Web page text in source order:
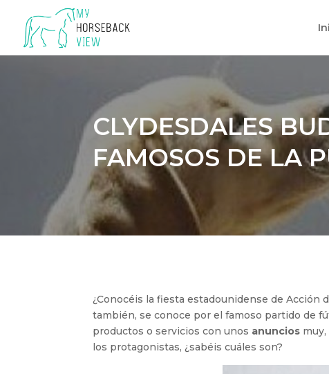
CLYDESDALES
FAMOSOS DE LA
¿Conocéis la fiesta estadounidense de Acción
también, se conoce por el famoso partido de
productos o servicios con unos anuncios
los protagonistas, ¿sabéis cuáles son?